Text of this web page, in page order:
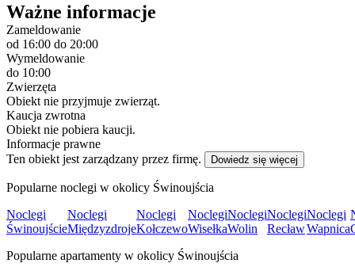
Ważne informacje
Zameldowanie
od 16:00 do 20:00
Wymeldowanie
do 10:00
Zwierzęta
Obiekt nie przyjmuje zwierząt.
Kaucja zwrotna
Obiekt nie pobiera kaucji.
Informacje prawne
Ten obiekt jest zarządzany przez firmę.
Dowiedz się więcej
Popularne noclegi w okolicy Świnoujścia
Noclegi
Świnoujście
Noclegi
Międzyzdroje
Noclegi
Kołczewo
Noclegi
Wisełka
Noclegi
Wolin
Noclegi
Recław
Noclegi
Wapnica
Popularne apartamenty w okolicy Świnoujścia